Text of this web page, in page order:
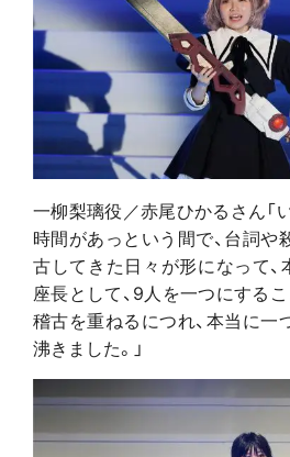
一柳梨璃役／赤尾ひかるさん「
時間があっという間で、台詞
古してきた日々が形になって、
座長として、9人を一つにする
稽古を重ねるにつれ、本当に
沸きました。」